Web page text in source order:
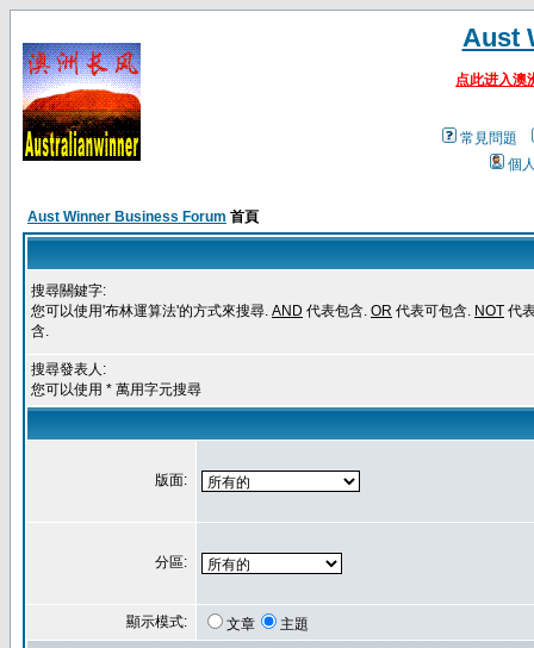
Aust
点此进入澳
常見問題
個
Aust Winner Business Forum 首頁
搜尋關鍵字:
您可以使用'布林運算法'的方式來搜尋. AND 代表包含. OR 代表可包含. NOT 代
含.
搜尋發表人:
您可以使用 * 萬用字元搜尋
版面:
分區:
顯示模式: 文章 主題